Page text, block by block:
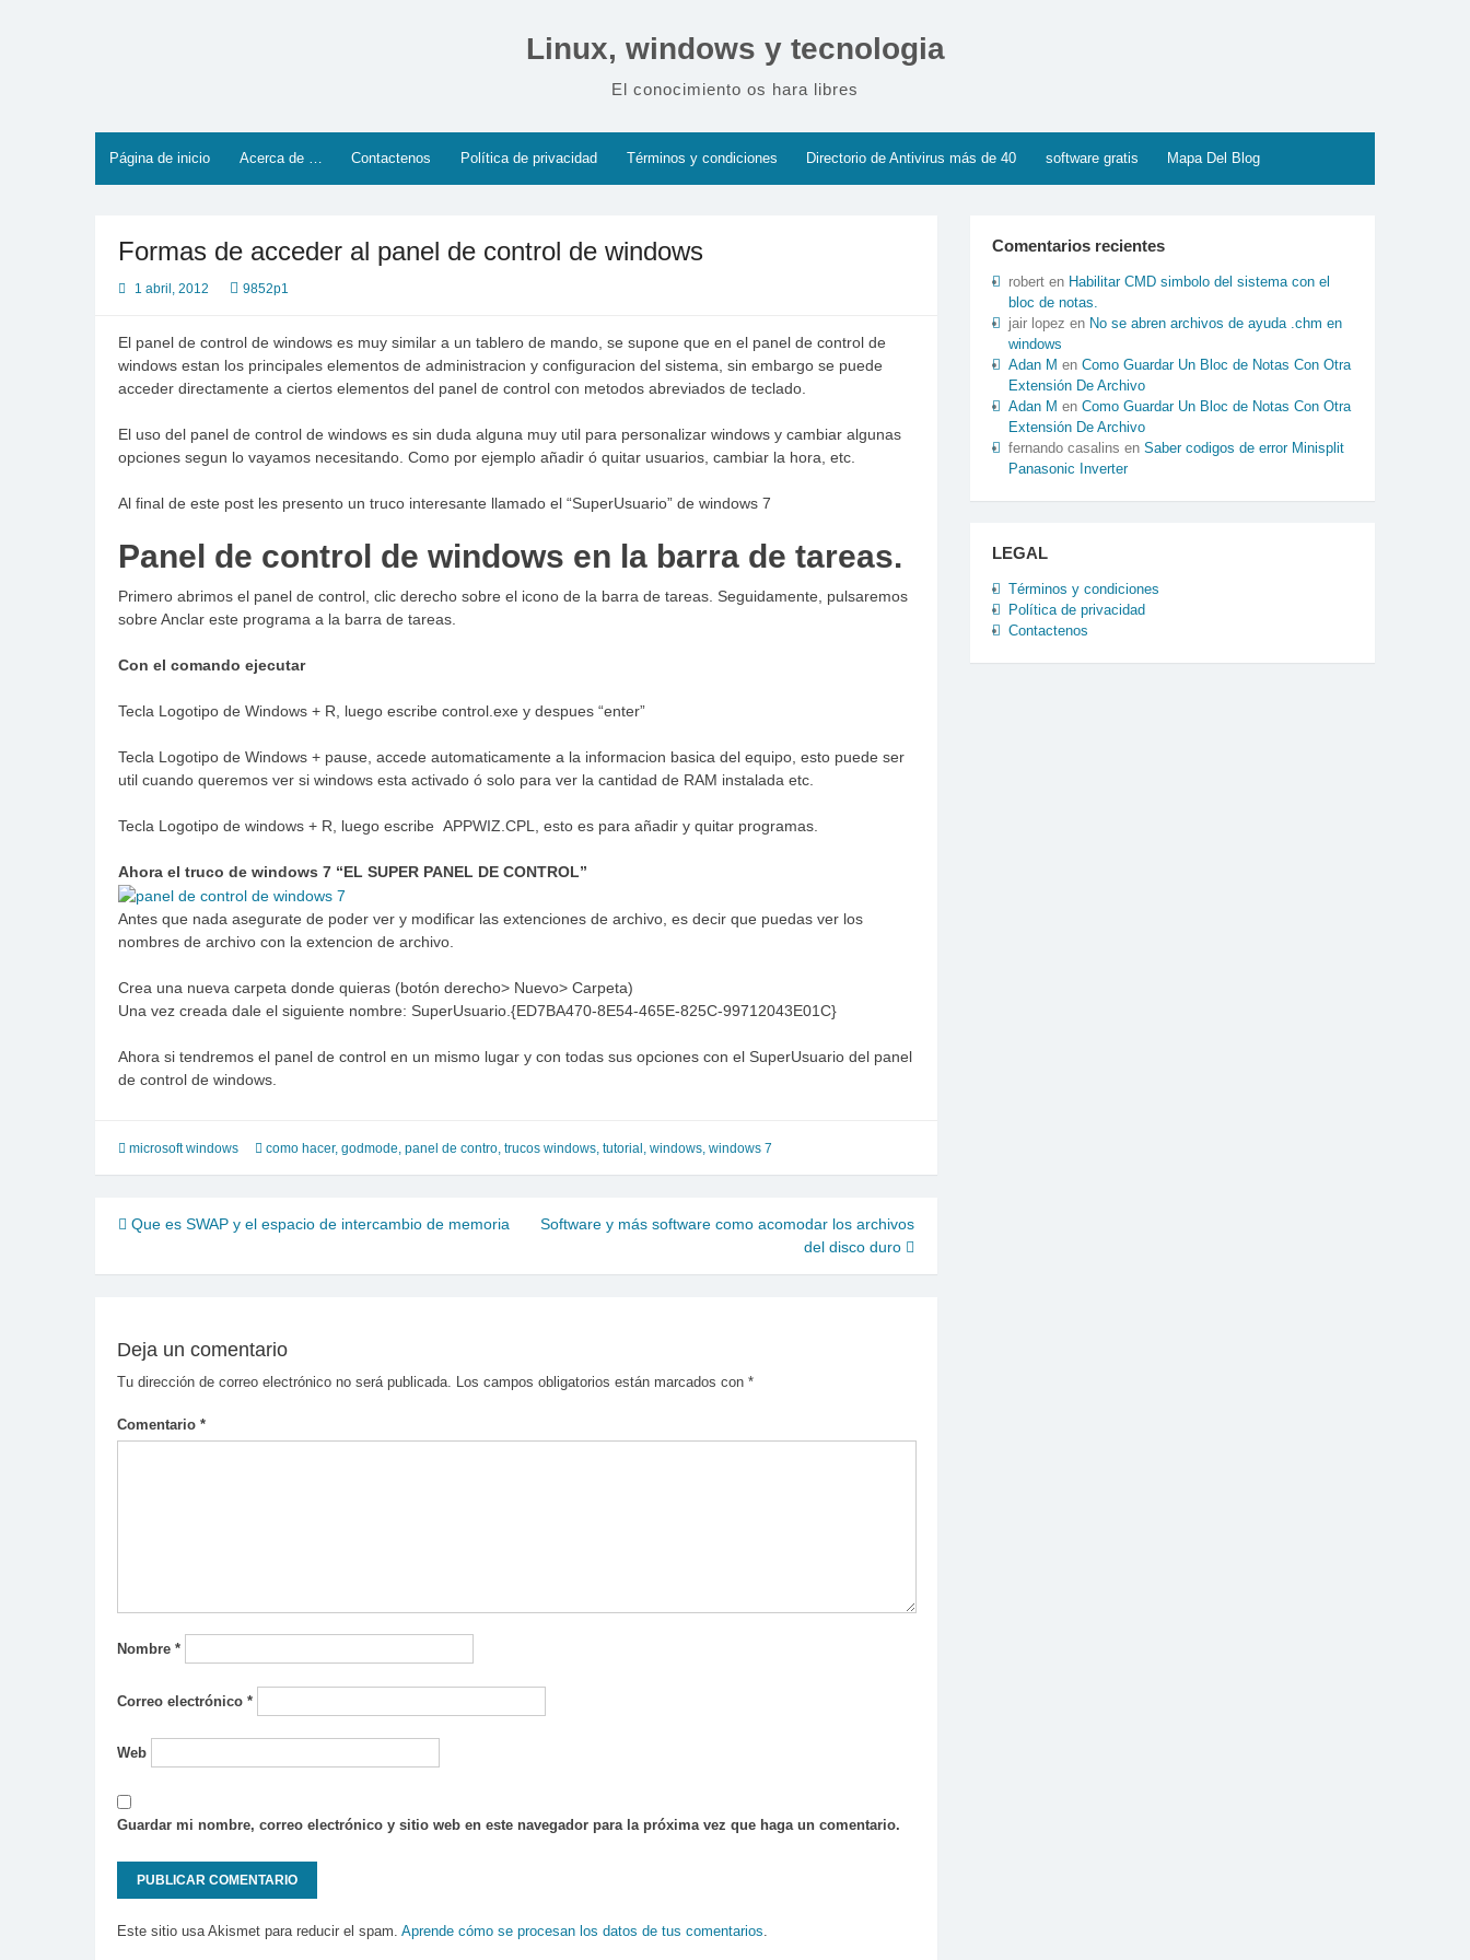
Linux, windows y tecnologia
El conocimiento os hara libres
Página de inicio Acerca de … Contactenos Política de privacidad Términos y condiciones Directorio de Antivirus más de 40 software gratis Mapa Del Blog
Formas de acceder al panel de control de windows
1 abril, 2012 9852p1
El panel de control de windows es muy similar a un tablero de mando, se supone que en el panel de control de
windows estan los principales elementos de administracion y configuracion del sistema, sin embargo se puede
acceder directamente a ciertos elementos del panel de control con metodos abreviados de teclado.
El uso del panel de control de windows es sin duda alguna muy util para personalizar windows y cambiar algunas
opciones segun lo vayamos necesitando. Como por ejemplo añadir ó quitar usuarios, cambiar la hora, etc.
Al final de este post les presento un truco interesante llamado el “SuperUsuario” de windows 7
Panel de control de windows en la barra de tareas.
Primero abrimos el panel de control, clic derecho sobre el icono de la barra de tareas. Seguidamente, pulsaremos
sobre Anclar este programa a la barra de tareas.
Con el comando ejecutar
Tecla Logotipo de Windows + R, luego escribe control.exe y despues “enter”
Tecla Logotipo de Windows + pause, accede automaticamente a la informacion basica del equipo, esto puede ser
util cuando queremos ver si windows esta activado ó solo para ver la cantidad de RAM instalada etc.
Tecla Logotipo de windows + R, luego escribe APPWIZ.CPL, esto es para añadir y quitar programas.
Ahora el truco de windows 7 “EL SUPER PANEL DE CONTROL”
Antes que nada asegurate de poder ver y modificar las extenciones de archivo, es decir que puedas ver los
nombres de archivo con la extencion de archivo.
Crea una nueva carpeta donde quieras (botón derecho> Nuevo> Carpeta)
Una vez creada dale el siguiente nombre: SuperUsuario.{ED7BA470-8E54-465E-825C-99712043E01C}
Ahora si tendremos el panel de control en un mismo lugar y con todas sus opciones con el SuperUsuario del panel
de control de windows.
microsoft windows como hacer, godmode panel de contro trucos windows tutorial windows windows 7
Navegación
de
Que es SWAP y el espacio de intercambio de memoria
Software y más software como acomodar los archivos
del disco duro
Deja un comentario
Tu dirección de correo electrónico no será publicada. Los campos obligatorios están marcados con *
Comentario *
Nombre *
Correo electrónico *
Web
Guardar mi nombre, correo electrónico y sitio web en este navegador para la próxima vez que haga un comentario.
Este sitio usa Akismet para reducir el spam. Aprende cómo se procesan los datos de tus comentarios
Comentarios recientes
roberten Habilitar CMD simbolo del sistema con el
bloc de notas.
jair lopez en No se abren archivos de ayuda .chm en
windows
Adan M en Como Guardar Un Bloc de Notas Con Otra
Extensión De Archivo
Adan M en Como Guardar Un Bloc de Notas Con Otra
Extensión De Archivo
fernando casalins en Saber codigos de error Minisplit
Panasonic Inverter
LEGAL
Términos y condiciones
Política de privacidad
Contactenos